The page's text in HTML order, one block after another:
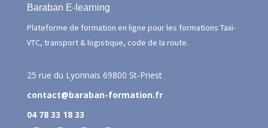
Baraban E-learning
Plateforme de formation en ligne pour les formations Taxi-
VTC, transport & logistique, code de la route.
25 rue du Lyonnais 69800 St-Priest
contact@baraban-formation.fr
04 78 33 18 33